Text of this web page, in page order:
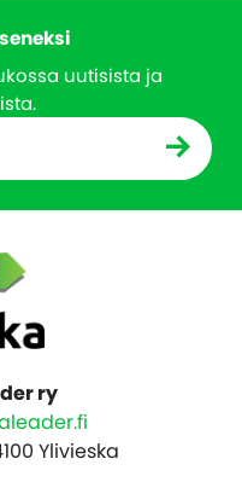
uutisista ja
ry
Ylivieska